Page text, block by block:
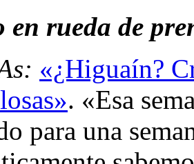
rueda de
«¿Higuaín?
. «Esa
para una